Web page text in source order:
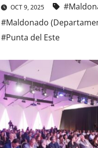
OCT 9, 2025
#Maldonado
#Punta del Este